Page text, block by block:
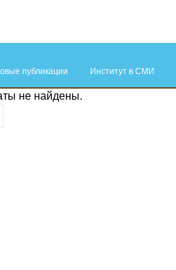
публикации Институт в СМИ
не найдены.